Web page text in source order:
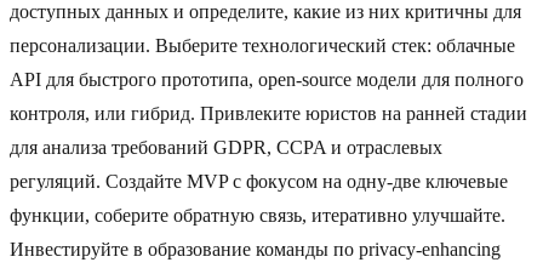
доступных данных и определите, какие из них критичны для
персонализации. Выберите технологический стек: облачные
API для быстрого прототипа, open-source модели для полного
контроля, или гибрид. Привлеките юристов на ранней стадии
для анализа требований GDPR, CCPA и отраслевых
регуляций. Создайте MVP с фокусом на одну-две ключевые
функции, соберите обратную связь, итеративно улучшайте.
Инвестируйте в образование команды по privacy-enhancing